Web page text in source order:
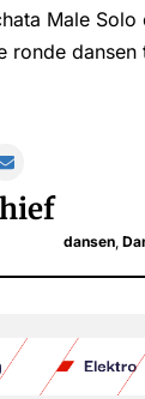
Male
ronde dansen
dansen